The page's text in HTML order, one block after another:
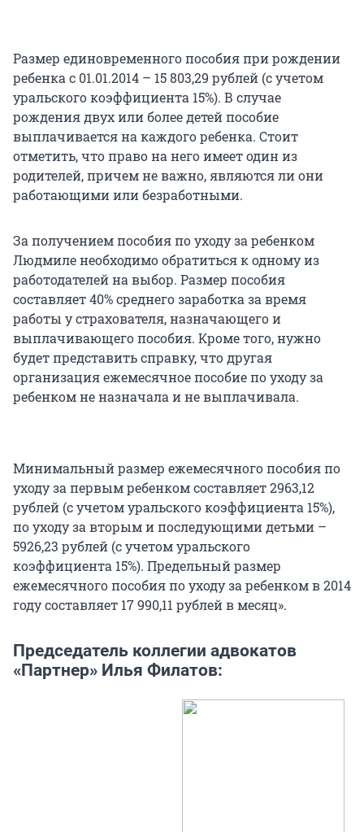
Размер единовременного пособия при рождении
ребенка с 01.01.2014 – 15 803,29 рублей (с учетом
уральского коэффициента 15%). В случае
рождения двух или более детей пособие
выплачивается на каждого ребенка. Стоит
отметить, что право на него имеет один из
родителей, причем не важно, являются ли они
работающими или безработными.
За получением пособия по уходу за ребенком
Людмиле необходимо обратиться к одному из
работодателей на выбор. Размер пособия
составляет 40% среднего заработка за время
работы у страхователя, назначающего и
выплачивающего пособия. Кроме того, нужно
будет представить справку, что другая
организация ежемесячное пособие по уходу за
ребенком не назначала и не выплачивала.
Минимальный размер ежемесячного пособия по
уходу за первым ребенком составляет 2963,12
рублей (с учетом уральского коэффициента 15%),
по уходу за вторым и последующими детьми –
5926,23 рублей (с учетом уральского
коэффициента 15%). Предельный размер
ежемесячного пособия по уходу за ребенком в 2014
году составляет 17 990,11 рублей в месяц».
Председатель коллегии адвокатов
«Партнер» Илья Филатов: